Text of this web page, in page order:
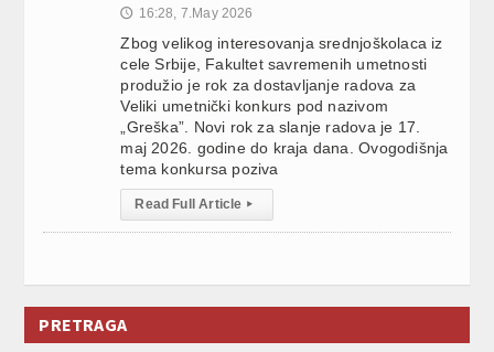
🕔 16:28, 7.May 2026
Zbog velikog interesovanja srednjoškolaca iz
cele Srbije, Fakultet savremenih umetnosti
produžio je rok za dostavljanje radova za
Veliki umetnički konkurs pod nazivom
„Greška”. Novi rok za slanje radova je 17.
maj 2026. godine do kraja dana. Ovogodišnja
tema konkursa poziva
Read Full Article ▸
PRETRAGA